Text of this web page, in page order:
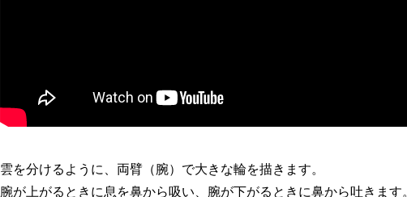
雲を分けるように、両臂（腕）で大きな輪を描きます。
腕が上がるときに息を鼻から吸い、腕が下がるときに鼻から吐きます。